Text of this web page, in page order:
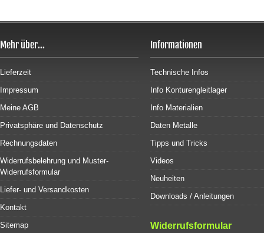
Mehr über...
Lieferzeit
Impressum
Meine AGB
Privatsphäre und Datenschutz
Rechnungsdaten
Widerrufsbelehrung und Muster-
Widerrufsformular
Liefer- und Versandkosten
Kontakt
Sitemap
Informationen
Technische Infos
Info Konturengleitlager
Info Materialien
Daten Metalle
Tipps und Tricks
Videos
Neuheiten
Downloads / Anleitungen
Widerrufsformular